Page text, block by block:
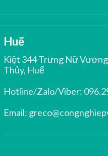
Huế
Kiệt 344 Trưng Nữ
Thủy, Huế
Hotline/Zalo/Viber:
Email: